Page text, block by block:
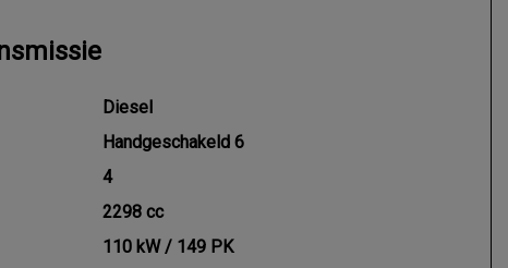
Diesel
Handgeschakeld 6
4
2298 cc
110 kW / 149 PK